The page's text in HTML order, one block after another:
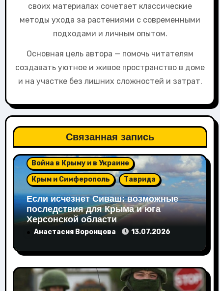
своих материалах сочетает классические
методы ухода за растениями с современными
подходами и личным опытом.
Основная цель автора — помочь читателям
создавать уютное и живое пространство в доме
и на участке без лишних сложностей и затрат.
Связанная запись
Война в Крыму и в Украине
Крым и Симферополь
Таврида
Если исчезнет Сиваш: возможные
последствия для Крыма и юга
Херсонской области
Анастасия Воронцова 13.07.2026